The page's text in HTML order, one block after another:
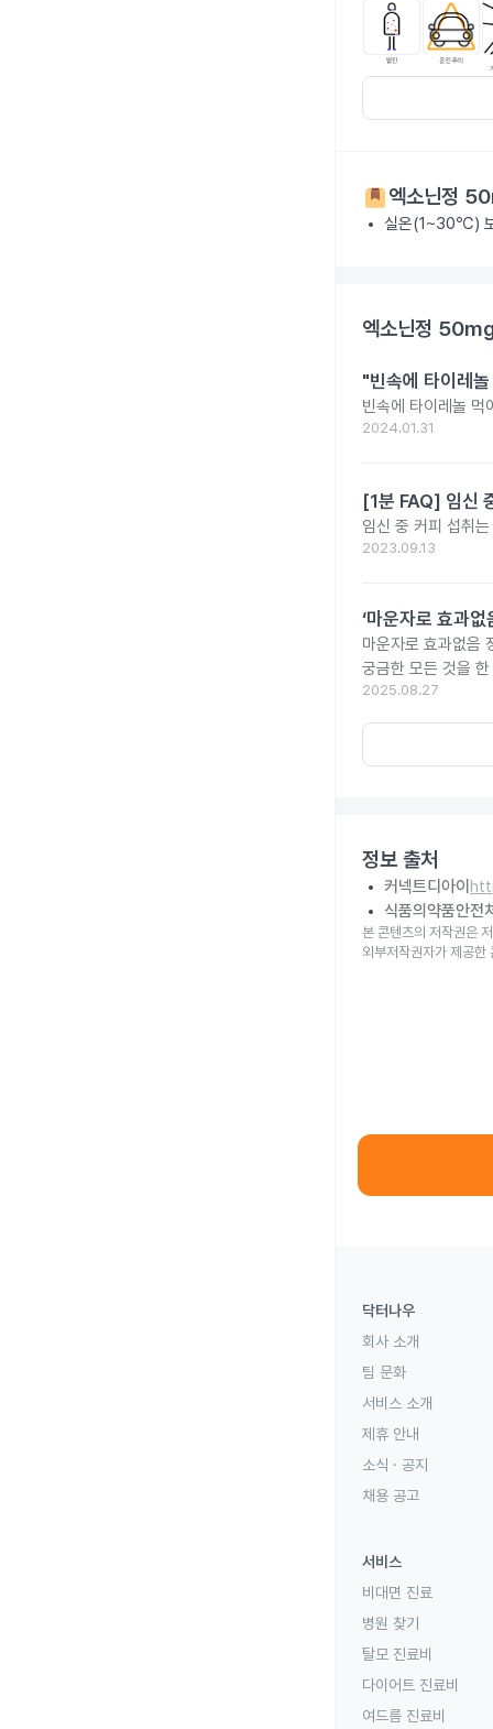
엑소닌정
실온(1~30℃)
엑소닌정
"빈속에 타이레
빈속에 타이레놀 먹
2024.01.31
[1분 FAQ] 임신
임신 중 커피 섭취
2023.09.13
‘마운자로 효과
마운자로 효과없음
궁금한 모든 것을
2025.08.27
정보 출처
커넥트디아이
식품의약품안전
본 콘텐츠의 저작권은
외부저작권자가 제공한
닥터나우
회사 소개
팀 문화
서비스 소개
제휴 안내
소식 · 공지
채용 공고
서비스
비대면 진료
병원 찾기
탈모 진료비
다이어트 진료비
여드름 진료비